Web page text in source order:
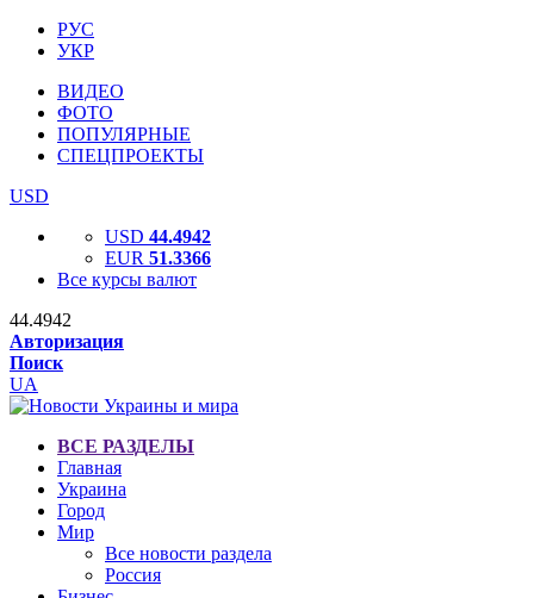
РУС
УКР
ВИДЕО
ФОТО
ПОПУЛЯРНЫЕ
СПЕЦПРОЕКТЫ
USD
USD 44.4942
EUR 51.3366
Все курсы валют
44.4942
Авторизация
Поиск
UA
ВСЕ РАЗДЕЛЫ
Главная
Украина
Город
Мир
Все новости раздела
Россия